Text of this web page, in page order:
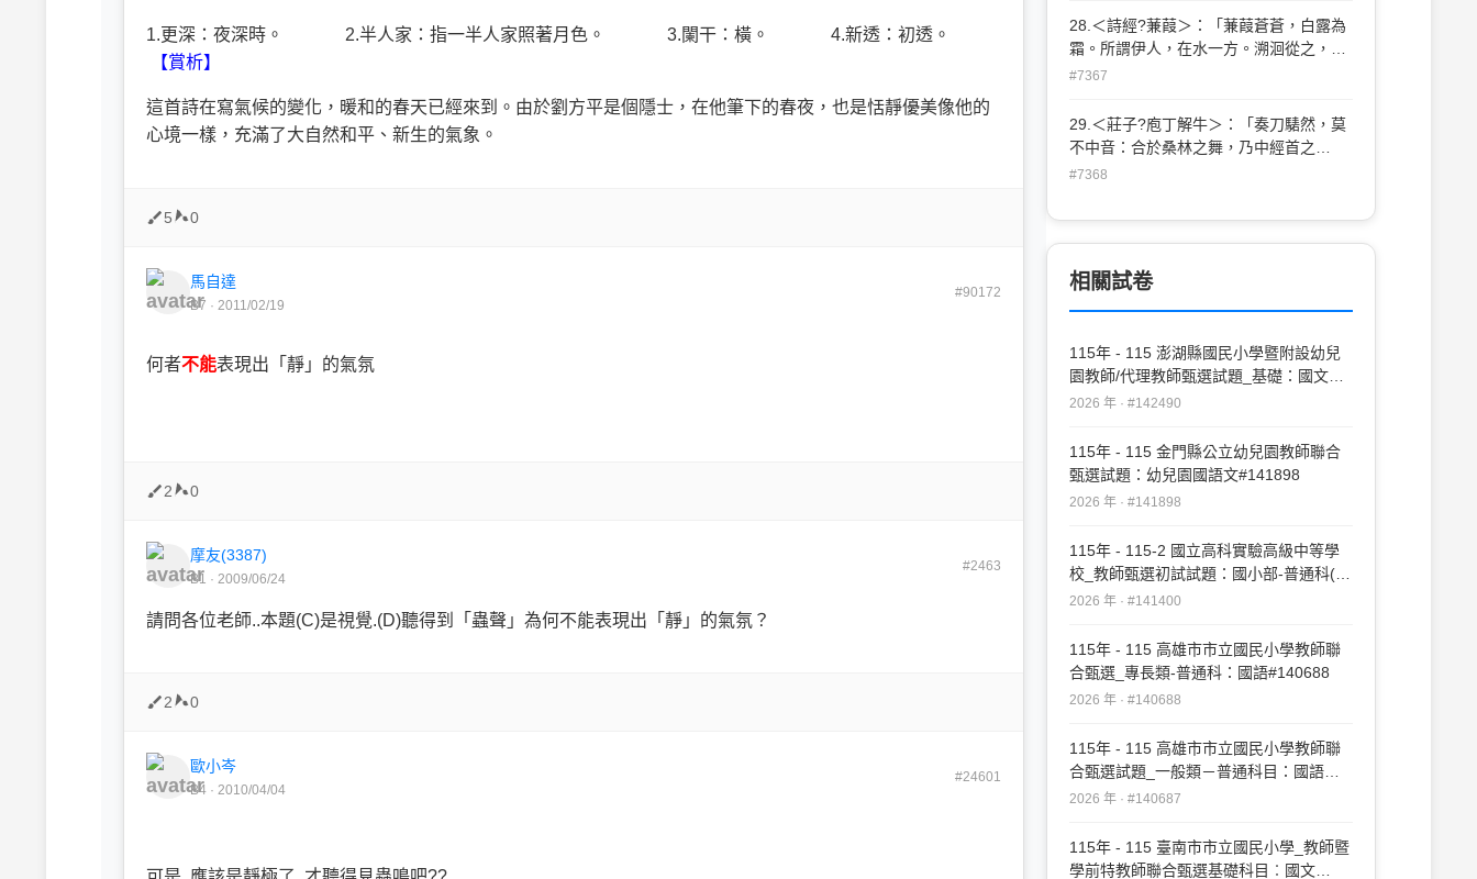
1.更深：夜深時。 2.半人家：指一半人家照著月色。 3.闌干：橫。 4.新透：初透。
【賞析】
這首詩在寫氣候的變化，暖和的春天已經來到。由於劉方平是個隱士，在他筆下的春夜，也是恬靜優美像他的
心境一樣，充滿了大自然和平、新生的氣象。
5 0
馬自達
B7 · 2011/02/19
#90172
何者不能表現出「靜」的氣氛
2 0
摩友(3387)
B1 · 2009/06/24
#2463
請問各位老師..本題(C)是視覺.(D)聽得到「蟲聲」為何不能表現出「靜」的氣氛？
2 0
歐小岑
B4 · 2010/04/04
#24601
殘，吾人將老，欲不哭泣之得乎？
28.＜詩經?蒹葭＞：「蒹葭蒼蒼，白露為
霜。所謂伊人，在水一方。溯洄從之，道
阻且長；溯游從之，宛在水中央。」詩中
(B)征戰未歸的良人 (C)心中思慕的情人
(D)離?索居的隱士。
#7367
29.＜莊子?庖丁解牛＞：「奏刀騞然，莫
不中音：合於桑林之舞，乃中經首之
會。」意謂：(A)庖丁的刀法熟練，動作有
的要領 (C)庖丁解牛時動作迅速 (D)庖丁一
面解牛一面唱歌。
#7368
相關試卷
115年 - 115 澎湖縣國民小學暨附設幼兒
園教師/代理教師甄選試題_基礎：國文
51-75#142490
2026 年 · #142490
115年 - 115 金門縣公立幼兒園教師聯合
甄選試題：幼兒園國語文#141898
2026 年 · #141898
115年 - 115-2 國立高科實驗高級中等學
校_教師甄選初試試題：國小部-普通科(國
語)#141400
2026 年 · #141400
115年 - 115 高雄市市立國民小學教師聯
合甄選_專長類-普通科：國語#140688
2026 年 · #140688
115年 - 115 高雄市市立國民小學教師聯
合甄選試題_一般類－普通科目：國語
#140687
2026 年 · #140687
115年 - 115 臺南市市立國民小學_教師暨
學前特教師聯合甄選基礎科目︰國文